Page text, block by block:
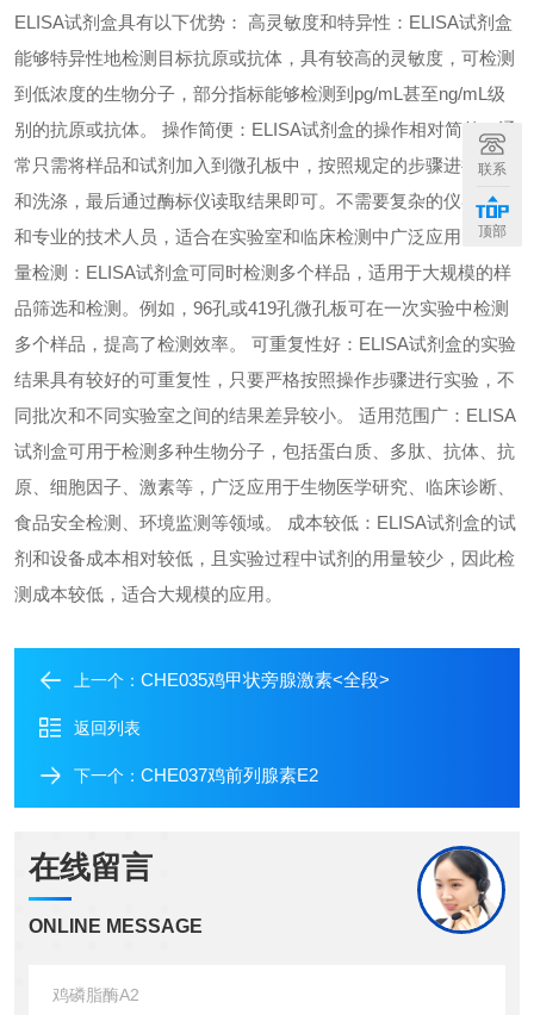
ELISA试剂盒具有以下优势： 高灵敏度和特异性：ELISA试剂盒
能够特异性地检测目标抗原或抗体，具有较高的灵敏度，可检测
到低浓度的生物分子，部分指标能够检测到pg/mL甚至ng/mL级
别的抗原或抗体。 操作简便：ELISA试剂盒的操作相对简单，通
常只需将样品和试剂加入到微孔板中，按照规定的步骤进行孵育
和洗涤，最后通过酶标仪读取结果即可。不需要复杂的仪器设备
和专业的技术人员，适合在实验室和临床检测中广泛应用。 高通
量检测：ELISA试剂盒可同时检测多个样品，适用于大规模的样
品筛选和检测。例如，96孔或419孔微孔板可在一次实验中检测
多个样品，提高了检测效率。 可重复性好：ELISA试剂盒的实验
结果具有较好的可重复性，只要严格按照操作步骤进行实验，不
同批次和不同实验室之间的结果差异较小。 适用范围广：ELISA
试剂盒可用于检测多种生物分子，包括蛋白质、多肽、抗体、抗
原、细胞因子、激素等，广泛应用于生物医学研究、临床诊断、
食品安全检测、环境监测等领域。 成本较低：ELISA试剂盒的试
剂和设备成本相对较低，且实验过程中试剂的用量较少，因此检
测成本较低，适合大规模的应用。
上一个： CHE035鸡甲状旁腺激素<全段>
返回列表
下一个： CHE037鸡前列腺素E2
在线留言
ONLINE MESSAGE
联系
顶部